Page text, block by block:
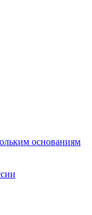
основаниям